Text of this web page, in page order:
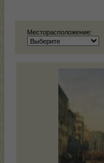
Месторасположение: